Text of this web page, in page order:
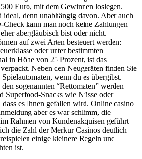
Euro, mit dem Gewinnen loslegen.
denn unabhängig davon. Aber auch
Check kann man noch keine Zahlungen
abergläubisch bist oder nicht.
auf zwei Arten besteuert werden:
oder unter bestimmten
in Höhe von 25 Prozent, ist das
Neben den Neugeräten finden Sie
wenn du es übergibst.
sogenannten “Rettomaten” werden
Superfood-Snacks wie Nüsse oder
dass es Ihnen gefallen wird. Online casino
aber es war schlimm, die
Rahmen von Kundenakquisen geführt
die Zahl der Merkur Casinos deutlich
einige kleinere Regeln und
ist.